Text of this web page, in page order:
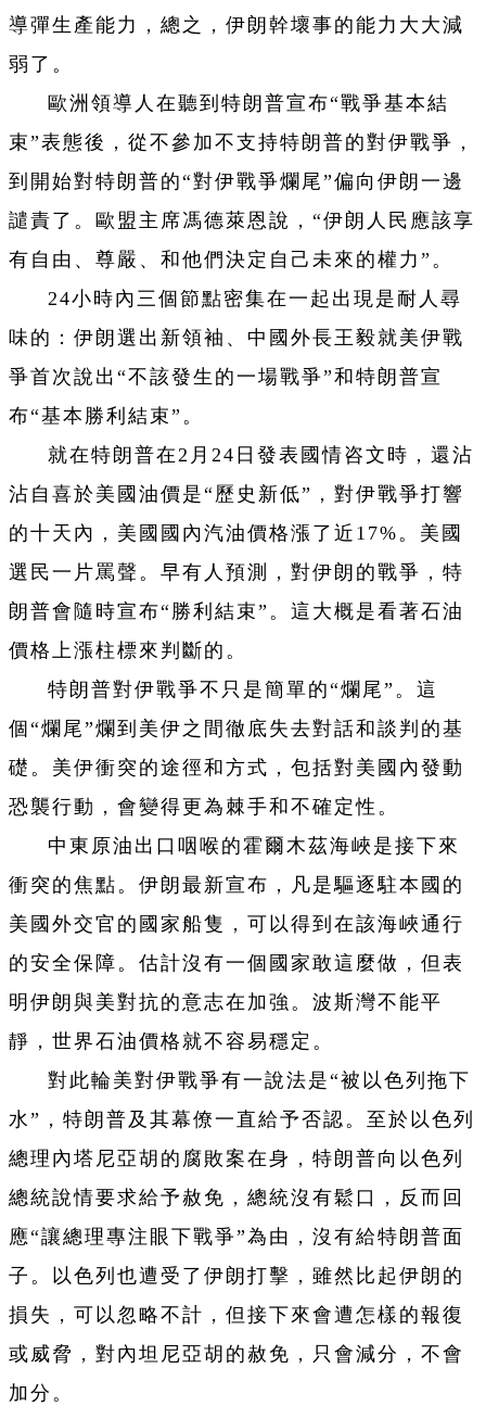
導彈生產能力，總之，伊朗幹壞事的能力大大減
弱了。
歐洲領導人在聽到特朗普宣布“戰爭基本結
束”表態後，從不參加不支持特朗普的對伊戰爭，
到開始對特朗普的“對伊戰爭爛尾”偏向伊朗一邊
譴責了。歐盟主席馮德萊恩說，“伊朗人民應該享
有自由、尊嚴、和他們決定自己未來的權力”。
24小時內三個節點密集在一起出現是耐人尋
味的：伊朗選出新領袖、中國外長王毅就美伊戰
爭首次說出“不該發生的一場戰爭”和特朗普宣
布“基本勝利結束”。
就在特朗普在2月24日發表國情咨文時，還沾
沾自喜於美國油價是“歷史新低”，對伊戰爭打響
的十天內，美國國內汽油價格漲了近17%。美國
選民一片罵聲。早有人預測，對伊朗的戰爭，特
朗普會隨時宣布“勝利結束”。這大概是看著石油
價格上漲柱標來判斷的。
特朗普對伊戰爭不只是簡單的“爛尾”。這
個“爛尾”爛到美伊之間徹底失去對話和談判的基
礎。美伊衝突的途徑和方式，包括對美國內發動
恐襲行動，會變得更為棘手和不確定性。
中東原油出口咽喉的霍爾木茲海峽是接下來
衝突的焦點。伊朗最新宣布，凡是驅逐駐本國的
美國外交官的國家船隻，可以得到在該海峽通行
的安全保障。估計沒有一個國家敢這麼做，但表
明伊朗與美對抗的意志在加強。波斯灣不能平
靜，世界石油價格就不容易穩定。
對此輪美對伊戰爭有一說法是“被以色列拖下
水”，特朗普及其幕僚一直給予否認。至於以色列
總理內塔尼亞胡的腐敗案在身，特朗普向以色列
總統說情要求給予赦免，總統沒有鬆口，反而回
應“讓總理專注眼下戰爭”為由，沒有給特朗普面
子。以色列也遭受了伊朗打擊，雖然比起伊朗的
損失，可以忽略不計，但接下來會遭怎樣的報復
或威脅，對內坦尼亞胡的赦免，只會減分，不會
加分。